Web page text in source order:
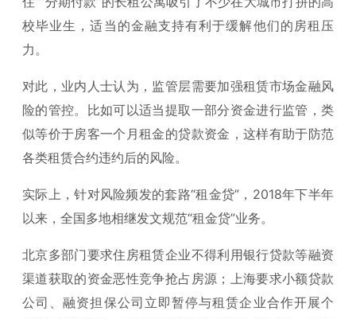
校毕业生，适当的金融支持有利于缓解他们的房租压
力。
对此，业内人士认为，监管层需要加强租赁市场金融风
险的管控。比如可以适当提取一部分资金进行监管，类
似等价于房客一个月租金的贷款资金，这样有助于防范
各类租赁合约违约后的风险。
实际上，针对风险频发的套路“租金贷”，2018年下半年
以来，全国多地相继发文规范“租金贷”业务。
北京多部门要求住房租赁企业不得利用银行贷款等融资
渠道获取的资金恶性竞争抢占房源；上海要求小额贷款
公司、融资担保公司立即暂停与租赁企业合作开展个